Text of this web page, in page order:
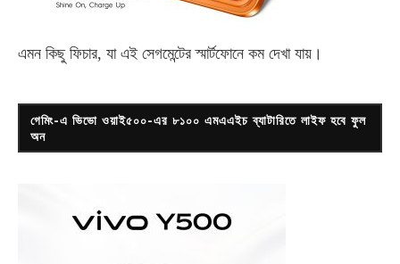
এমন কিছু ফিচার, যা এই সেগমেন্টের স্মার্টফোনে কম দেখা যায়।
গেমিং-এ ভিভো ওয়াই৫০০-এর ৮১০০ এমএএইচ ব্যাটারিতে লাইফ হবে ফুল
অন